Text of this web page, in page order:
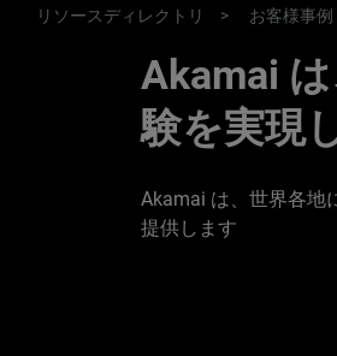
リソースディレクトリ お客様事例
Akamai
験を実現
Akamai は、世界各地
提供します